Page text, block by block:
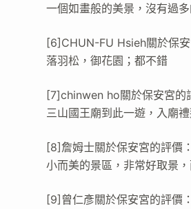
一個如畫般的美景，沒有過
[6]CHUN-FU Hsieh關於保安
落羽松，御花園；都不錯
[7]chinwen ho關於保安宮的
三山國王廟到此一遊，入廟
[8]詹姆士關於保安宮的評價：
小而美的景區，非常好取景
[9]曾仁彥關於保安宮的評價：